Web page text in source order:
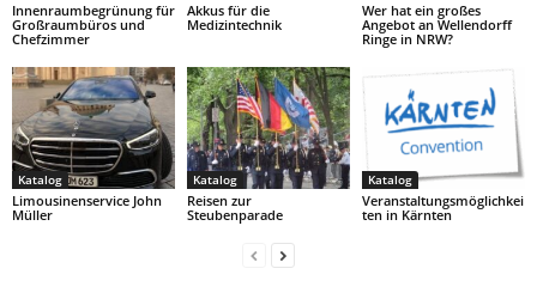
Innenraumbegrünung für
Großraumbüros und
Chefzimmer
Akkus für die
Medizintechnik
Wer hat ein großes
Angebot an Wellendorff
Ringe in NRW?
Katalog
Limousinenservice John
Müller
Katalog
Reisen zur
Steubenparade
Katalog
Veranstaltungsmöglichkei
ten in Kärnten